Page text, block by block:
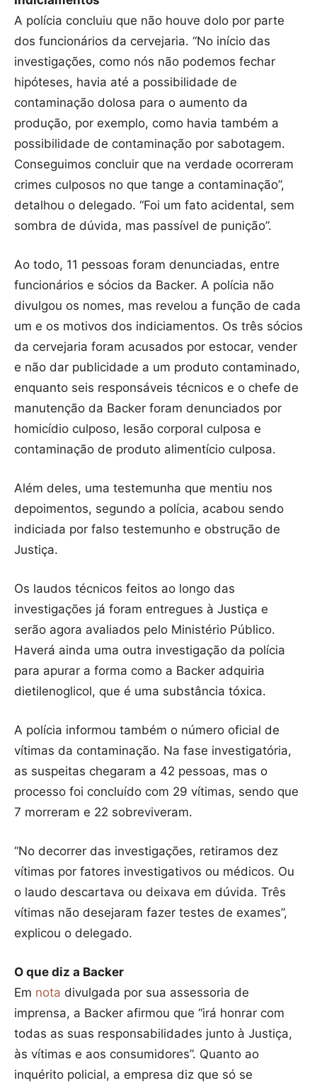
A polícia concluiu que não houve dolo por parte
dos funcionários da cervejaria. “No início das
investigações, como nós não podemos fechar
hipóteses, havia até a possibilidade de
contaminação dolosa para o aumento da
produção, por exemplo, como havia também a
possibilidade de contaminação por sabotagem.
Conseguimos concluir que na verdade ocorreram
crimes culposos no que tange a contaminação”,
detalhou o delegado. “Foi um fato acidental, sem
sombra de dúvida, mas passível de punição”.
Ao todo, 11 pessoas foram denunciadas, entre
funcionários e sócios da Backer. A polícia não
divulgou os nomes, mas revelou a função de cada
um e os motivos dos indiciamentos. Os três sócios
da cervejaria foram acusados por estocar, vender
e não dar publicidade a um produto contaminado,
enquanto seis responsáveis técnicos e o chefe de
manutenção da Backer foram denunciados por
homicídio culposo, lesão corporal culposa e
contaminação de produto alimentício culposa.
Além deles, uma testemunha que mentiu nos
depoimentos, segundo a polícia, acabou sendo
indiciada por falso testemunho e obstrução de
Justiça.
Os laudos técnicos feitos ao longo das
investigações já foram entregues à Justiça e
serão agora avaliados pelo Ministério Público.
Haverá ainda uma outra investigação da polícia
para apurar a forma como a Backer adquiria
dietilenoglicol, que é uma substância tóxica.
A polícia informou também o número oficial de
vítimas da contaminação. Na fase investigatória,
as suspeitas chegaram a 42 pessoas, mas o
processo foi concluído com 29 vítimas, sendo que
7 morreram e 22 sobreviveram.
“No decorrer das investigações, retiramos dez
vítimas por fatores investigativos ou médicos. Ou
o laudo descartava ou deixava em dúvida. Três
vítimas não desejaram fazer testes de exames”,
explicou o delegado.
O que diz a Backer
Em nota divulgada por sua assessoria de
imprensa, a Backer afirmou que “irá honrar com
todas as suas responsabilidades junto à Justiça,
às vítimas e aos consumidores”. Quanto ao
inquérito policial, a empresa diz que só se